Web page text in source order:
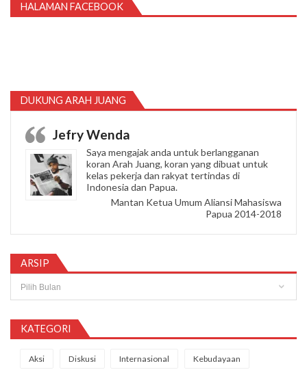
HALAMAN FACEBOOK
DUKUNG ARAH JUANG
Jefry Wenda
Saya mengajak anda untuk berlangganan
koran Arah Juang, koran yang dibuat untuk
kelas pekerja dan rakyat tertindas di
Indonesia dan Papua.
Mantan Ketua Umum Aliansi Mahasiswa
Papua 2014-2018
ARSIP
KATEGORI
Aksi Diskusi Internasional Kebudayaan